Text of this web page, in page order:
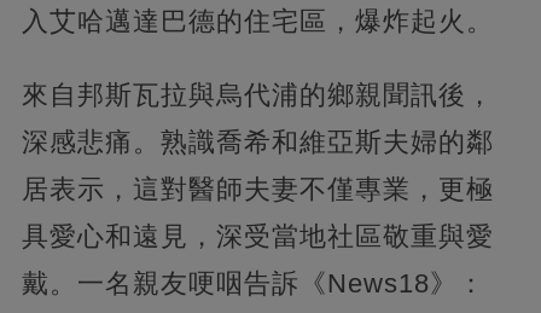
入艾哈邁達巴德的住宅區，爆炸起火。
來自邦斯瓦拉與烏代浦的鄉親聞訊後，
深感悲痛。熟識喬希和維亞斯夫婦的鄰
居表示，這對醫師夫妻不僅專業，更極
具愛心和遠見，深受當地社區敬重與愛
戴。一名親友哽咽告訴《News18》：